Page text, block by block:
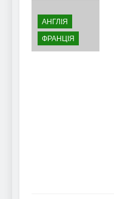
АНГЛІЯ
ФРАНЦІЯ